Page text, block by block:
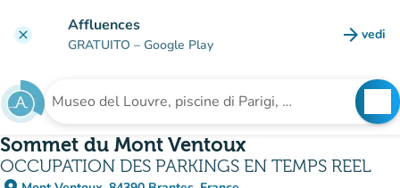
clear Affluences
GRATUITO – Google Play arrow_forward vedi
Cerca una struttura
Sommet du Mont Ventoux
OCCUPATION DES PARKINGS EN TEMPS REEL